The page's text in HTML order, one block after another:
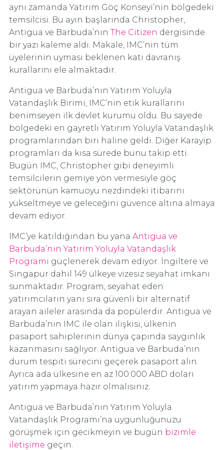
aynı zamanda Yatırım Göç Konseyi’nin bölgedeki
temsilcisi. Bu ayın başlarında Christopher,
Antigua ve Barbuda’nın The Citizen dergisinde
bir yazı kaleme aldı. Makale, IMC’nin tüm
üyelerinin uyması beklenen katı davranış
kurallarını ele almaktadır.
Antigua ve Barbuda’nın Yatırım Yoluyla
Vatandaşlık Birimi, IMC’nin etik kurallarını
benimseyen ilk devlet kurumu oldu. Bu sayede
bölgedeki en gayretli Yatırım Yoluyla Vatandaşlık
programlarından biri haline geldi. Diğer Karayip
programları da kısa sürede bunu takip etti.
Bugün IMC, Christopher gibi deneyimli
temsilcilerin gemiye yön vermesiyle göç
sektörünün kamuoyu nezdindeki itibarını
yükseltmeye ve geleceğini güvence altına almaya
devam ediyor.
IMC’ye katıldığından bu yana Antigua ve
Barbuda’nın Yatırım Yoluyla Vatandaşlık
Programı güçlenerek devam ediyor. İngiltere ve
Singapur dahil 149 ülkeye vizesiz seyahat imkanı
sunmaktadır. Program, seyahat eden
yatırımcıların yanı sıra güvenli bir alternatif
arayan aileler arasında da popülerdir. Antigua ve
Barbuda’nın IMC ile olan ilişkisi, ülkenin
pasaport sahiplerinin dünya çapında saygınlık
kazanmasını sağlıyor. Antigua ve Barbuda’nın
durum tespiti sürecini geçerek pasaport alın.
Ayrıca ada ülkesine en az 100.000 ABD doları
yatırım yapmaya hazır olmalısınız.
Antigua ve Barbuda’nın Yatırım Yoluyla
Vatandaşlık Programı’na uygunluğunuzu
görüşmek için gecikmeyin ve bugün bizimle
iletişime geçin.